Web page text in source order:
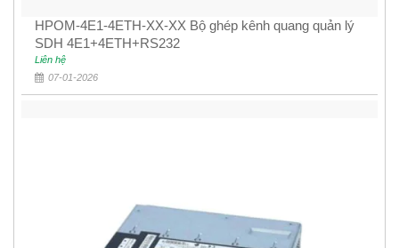
HPOM-4E1-4ETH-XX-XX Bộ ghép kênh quang quản lý
SDH 4E1+4ETH+RS232
Liên hệ
07-01-2026